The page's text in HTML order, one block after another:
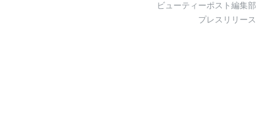
ビューティーポスト編集部
プレスリリース